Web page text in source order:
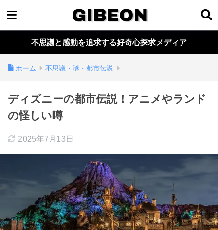
不思議と感動を追求する好奇心探求メディア
ホーム 不思議・謎・都市伝説
ディズニーの都市伝説！アニメやランド
の怪しい噂
2025年7月13日